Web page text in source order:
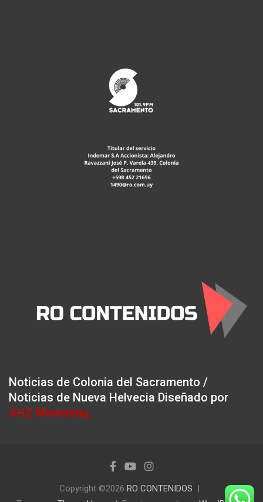
Noticias de Colonia del Sacramento /
Noticias de Nueva Helvecia Diseñado por
AHZ Marketing
Copyright ©2026 RO CONTENIDOS